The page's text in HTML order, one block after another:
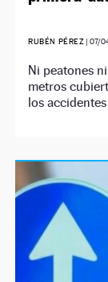
RUBÉN PÉREZ |07/
Ni peatones
metros
los